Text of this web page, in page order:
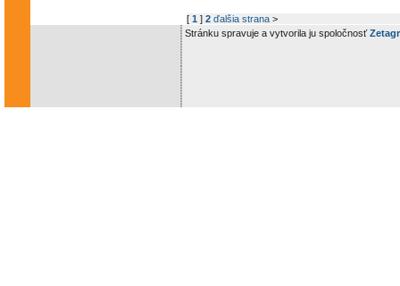
[ 1 ] 2 ďalšia strana >
Stránku spravuje a vytvorila ju spoločnosť